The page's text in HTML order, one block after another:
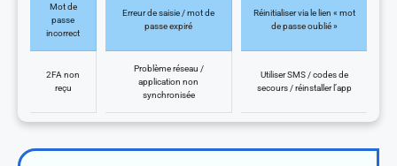
Mot de
passe
incorrect
Erreur de saisie / mot de
passe expiré
Réinitialiser via le lien « mot
de passe oublié »
2FA non
reçu
Problème réseau /
application non
synchronisée
Utiliser SMS / codes de
secours / réinstaller l’app